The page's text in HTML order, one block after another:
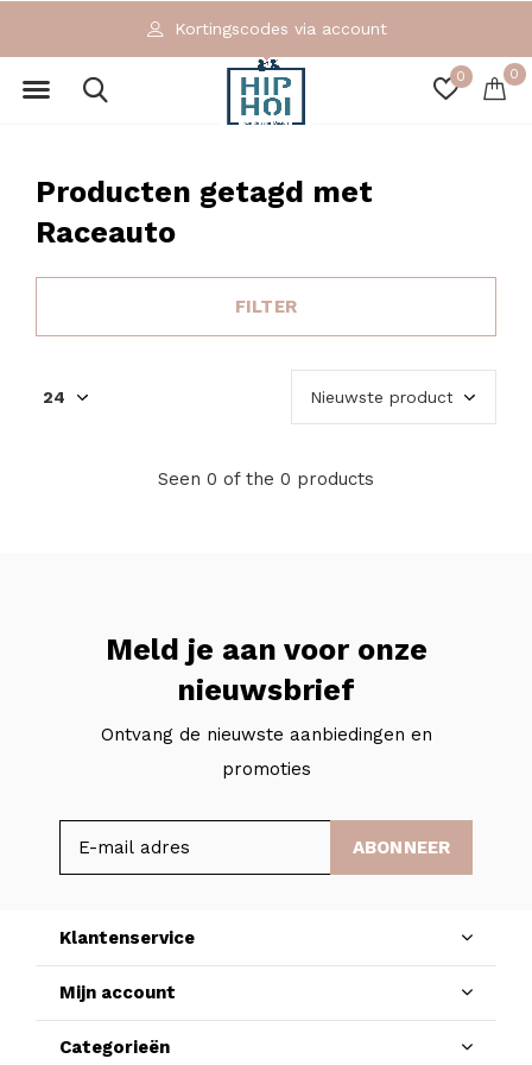
0 0
Kortingscodes via account
Producten getagd met
Raceauto
FILTER
Seen 0 of the 0 products
Meld je aan voor onze
nieuwsbrief
Ontvang de nieuwste aanbiedingen en
promoties
ABONNEER
Klantenservice
Mijn account
Categorieën